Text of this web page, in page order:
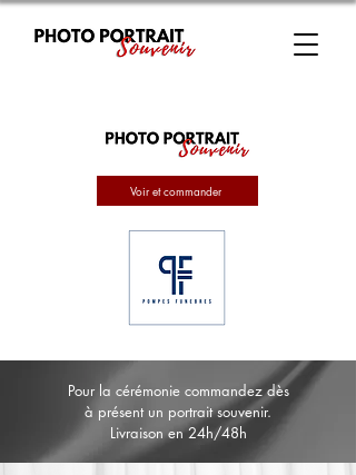
Voir et commander
Pour la cérémonie commandez dès
à présent un portrait souvenir.
Livraison en 24h/48h